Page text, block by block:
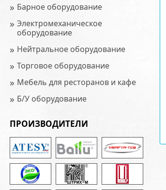
» Барное оборудование
» Электромеханическое
оборудование
» Нейтральное оборудование
» Торговое оборудование
» Мебель для ресторанов и кафе
» Б/У оборудование
ПРОИЗВОДИТЕЛИ